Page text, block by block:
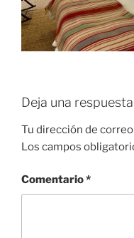
Deja una respuesta
Tu dirección de
Los campos
Comentario*